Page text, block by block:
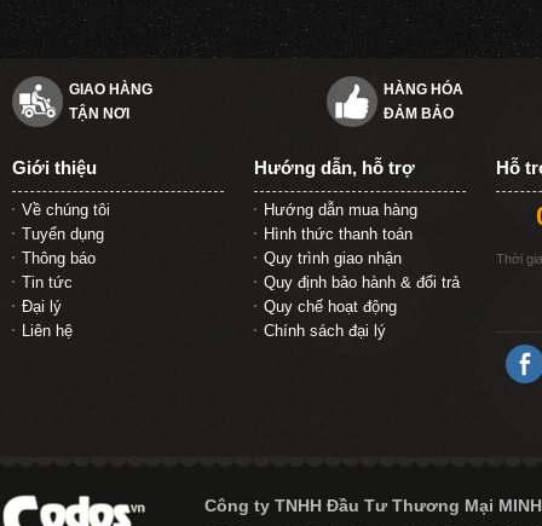
GIAO HÀNG
TẬN NƠI
HÀNG HÓA
ĐẢM BẢO
Giới thiệu
Về chúng tôi
Tuyển dụng
Thông báo
Tin tức
Đại lý
Liên hệ
Hướng dẫn, hỗ trợ
Hướng dẫn mua hàng
Hình thức thanh toán
Quy trình giao nhận
Quy định bảo hành & đổi trả
Quy chế hoạt động
Chính sách đại lý
Hỗ
Thời
Công ty TNHH Đầu Tư Thương Mại